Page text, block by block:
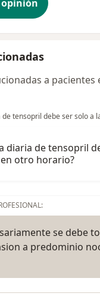
a pacientes
de tensopril debe ser solo a
diaria de tensopril
otro horario?
se debe
a predominio